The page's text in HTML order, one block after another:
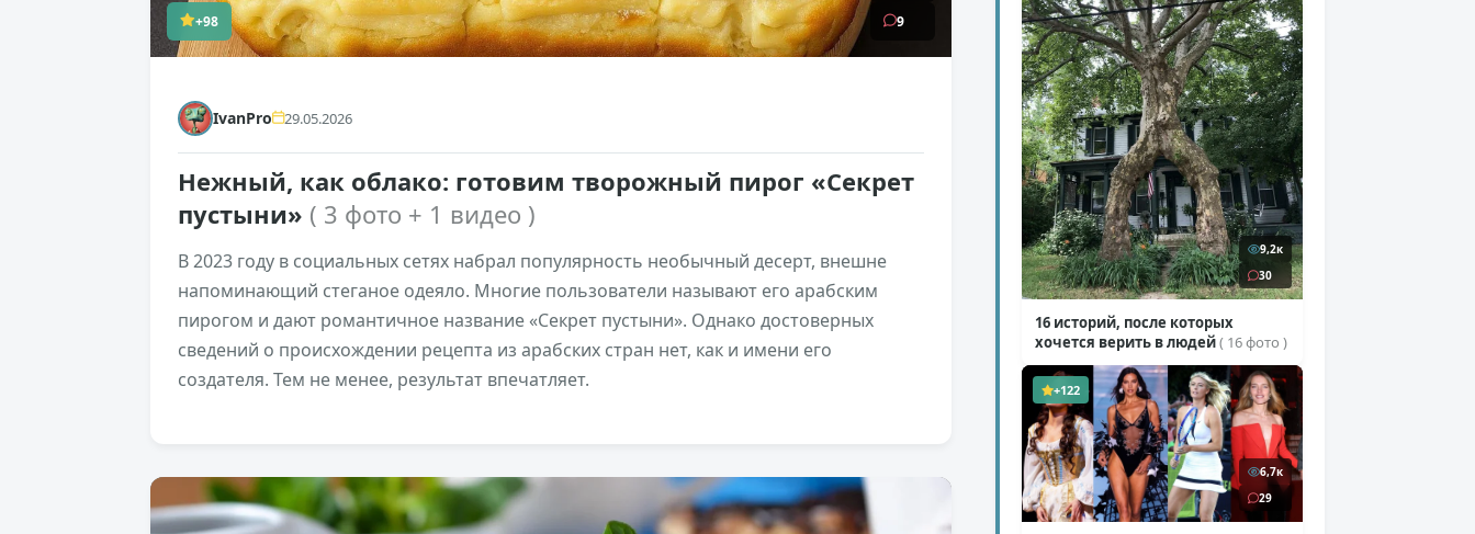
+98 9
IvanPro 29.05.2026
Нежный, как облако: готовим творожный пирог «Секрет
пустыни» ( 3 фото + 1 видео )
В 2023 году в социальных сетях набрал популярность необычный десерт, внешне
напоминающий стеганое одеяло. Многие пользователи называют его арабским
пирогом и дают романтичное название «Секрет пустыни». Однако достоверных
сведений о происхождении рецепта из арабских стран нет, как и имени его
создателя. Тем не менее, результат впечатляет.
9,2к
30
16 историй, после которых
хочется верить в людей( 16 фото )
+122
6,7к
29